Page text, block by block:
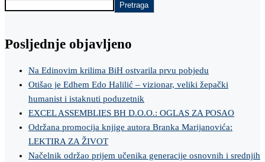
Pretraga
Posljednje objavljeno
Na Edinovim krilima BiH ostvarila prvu pobjedu
Otišao je Edhem Edo Halilić – vizionar, veliki žepački
humanist i istaknuti poduzetnik
EXCEL ASSEMBLIES BH D.O.O.: OGLAS ZA POSAO
Održana promocija knjige autora Branka Marijanovića:
LEKTIRA ZA ŽIVOT
Načelnik održao prijem učenika generacije osnovnih i srednjih